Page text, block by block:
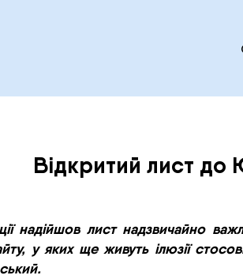
Відкритий лист до
надійшов лист надзвичайно
у яких ще живуть ілюзії